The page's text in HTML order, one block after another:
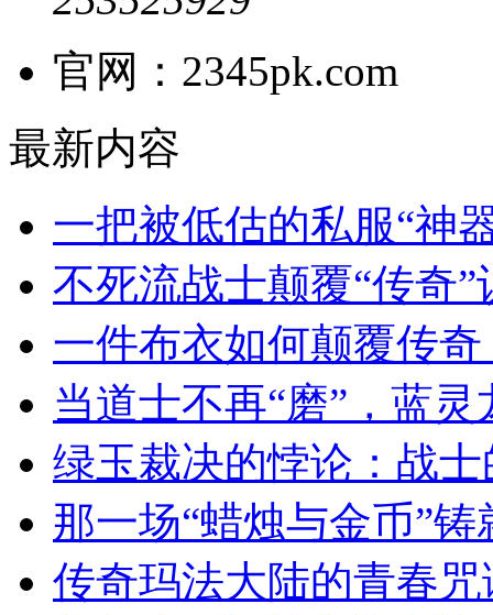
官网：2345pk.com
最新内容
一把被低估的私服“神
不死流战士颠覆“传奇
一件布衣如何颠覆传
当道士不再“磨”，蓝
绿玉裁决的悖论：战
那一场“蜡烛与金币”
传奇玛法大陆的青春